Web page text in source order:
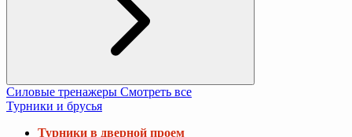
Силовые тренажеры Смотреть все
Турники и брусья
Турники в дверной проем